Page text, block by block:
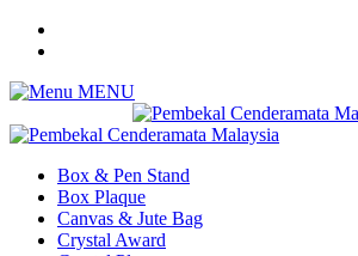
MENU
Box & Pen Stand
Box Plaque
Canvas & Jute Bag
Crystal Award